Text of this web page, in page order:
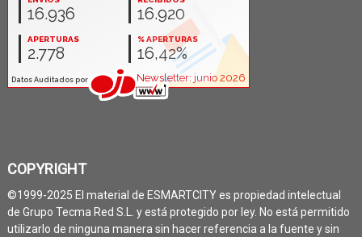
COPYRIGHT
©1999-2025 El material de ESMARTCITY es propiedad intelectual
de Grupo Tecma Red S.L. y está protegido por ley. No está permitido
utilizarlo de ninguna manera sin hacer referencia a la fuente y sin